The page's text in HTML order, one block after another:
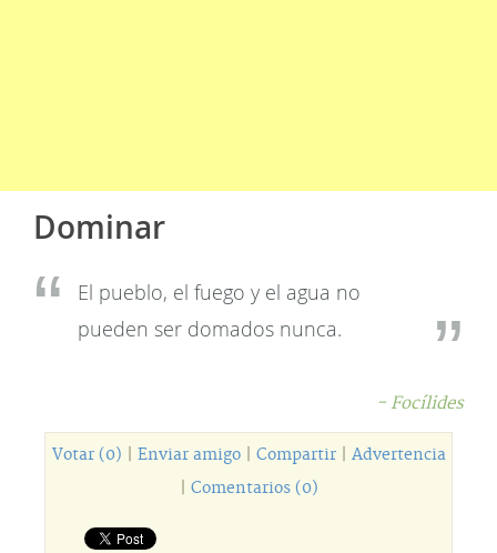
Dominar
El pueblo, el fuego y el agua no
pueden ser domados nunca.
- Focílides
Votar (0) Enviar amigo| Compartir| Advertencia
Comentarios (0)